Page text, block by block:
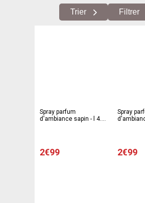
Trier Filtrer
Spray parfum
d'ambiance sapin - l 4.5
2€99
Spray
2€99